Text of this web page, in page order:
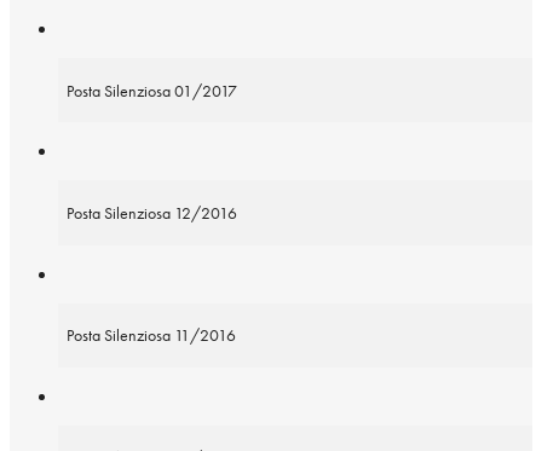
Posta Silenziosa 01/2017
Posta Silenziosa 12/2016
Posta Silenziosa 11/2016